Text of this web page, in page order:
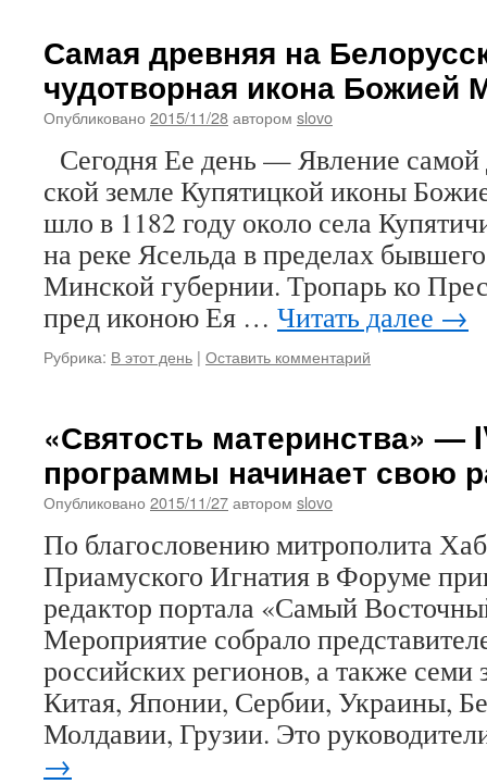
Самая древняя на
чудотворная икона Божией
Опубликовано 2015/11/28автором slovo
Сегодня Ее день — Яв­ле­ние
ской зем­ле Ку­пя­тиц­кой ико­ны
шло в 1182 го­ду око­ло се­ла
на ре­ке Ясель­да в пре­де­лах
Мин­ской гу­бер­нии. Тропарь ко
пред иконою Ея … Читать далее →
Рубрика: В этот день | Оставить комментарий
«Святость материнства» —
программы начинает свою
Опубликовано 2015/11/27автором slovo
По благословению митрополита
Приамуского Игнатия в Форуме
редактор портала «Самый
Мероприятие собрало
российских регионов, а также семи
Китая, Японии, Сербии, Украины,
Молдавии, Грузии. Это
→